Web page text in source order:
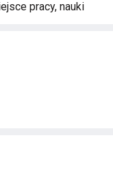
pracy, nauki